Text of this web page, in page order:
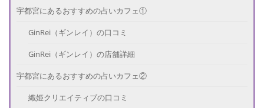
宇都宮にあるおすすめの占いカフェ①
GinRei（ギンレイ）の口コミ
GinRei（ギンレイ）の店舗詳細
宇都宮にあるおすすめの占いカフェ②
織姫クリエイティブの口コミ